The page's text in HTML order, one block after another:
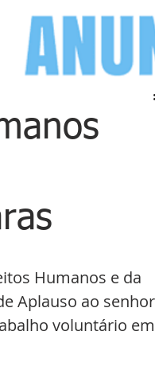
Humanos e da
Aplauso ao
voluntário